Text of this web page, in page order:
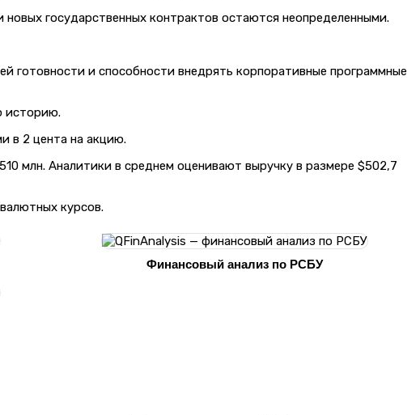
государственных контрактов остаются неопределенными.
готовности и способности внедрять корпоративные программные
историю.
в 2 цента на акцию.
млн. Аналитики в среднем оценивают выручку в размере $502,7
курсов.
Финансовый анализ по РСБУ